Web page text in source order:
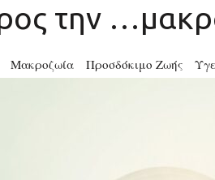
την
Μακροζωία Προσδόκιμο Ζωής